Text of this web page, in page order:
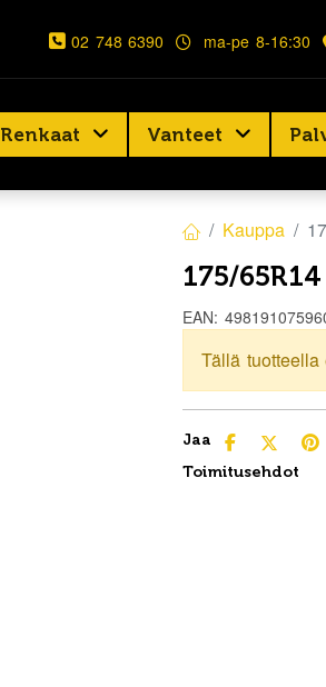
02 748 6390 ma-pe 8-16:30
Renkaat Vanteet
Kauppa
175/
EAN:
Tällä
Jaa
Toimitusehdot